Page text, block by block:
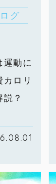
グ
運動に
ロリ
？